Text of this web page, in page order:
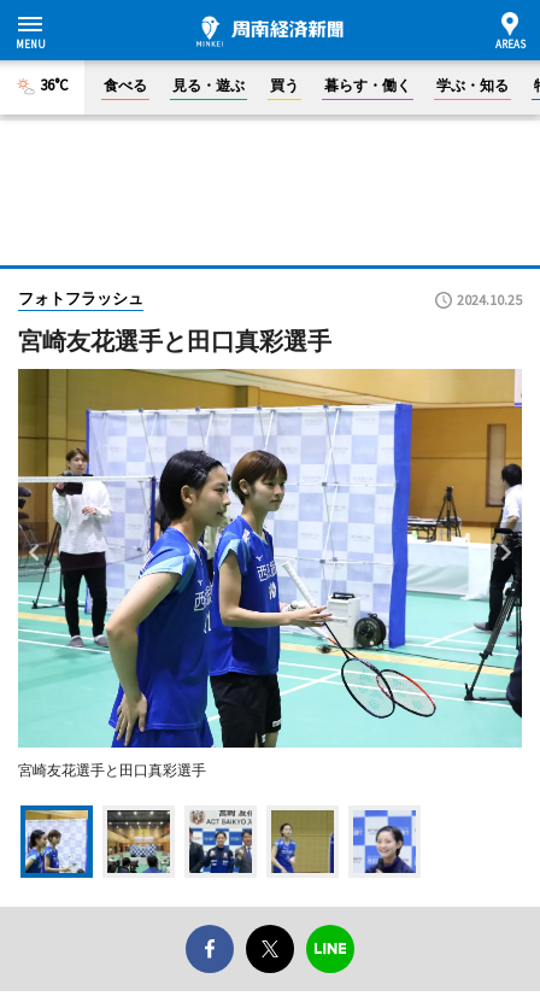
36°C 食べる 見る・遊ぶ 買う 暮らす・働く 学ぶ・知る
フォトフラッシュ 2024.10.25
宮崎友花選手と田口真彩選手
宮崎友花選手と田口真彩選手